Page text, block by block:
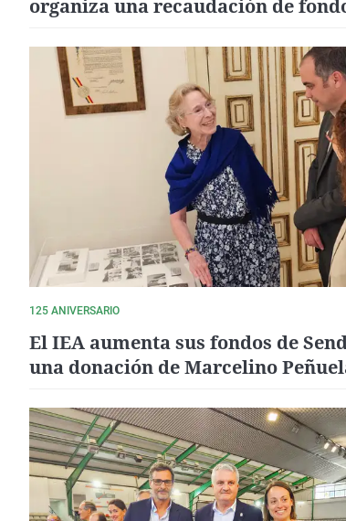
organiza una recaudación de
125 ANIVERSARIO
El IEA aumenta sus fondos de
una donación de Marcelino